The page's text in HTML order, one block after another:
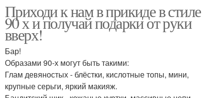
Приходи к нам в прикиде в стиле
90 х и получай подарки от руки
вверх!
Бар!
Образами 90-х могут быть такими:
Глам девяностых - блёстки, кислотные топы, мини,
крупные серьги, яркий макияж.